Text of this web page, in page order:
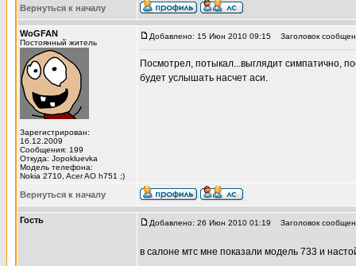
Вернуться к началу
WoGFAN
Постоянный житель
Зарегистрирован:
16.12.2009
Сообщения: 199
Откуда: Jopokluevka
Модель телефона:
Nokia 2710, Acer AO h751 ;)
Добавлено: 15 Июн 2010 09:15 Заголовок
Посмотрел, потыкал...выглядит симпатично,
будет услышать насчет аси.
Вернуться к началу
Гость Добавлено: 26 Июн 2010 01:19 Заголовок
в салоне мтс мне показали модель 733 и